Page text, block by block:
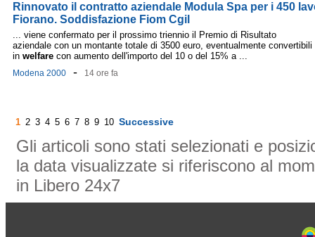
Rinnovato il contratto aziendale Modula Spa per i 450
Fiorano. Soddisfazione Fiom Cgil
... viene confermato per il prossimo triennio il Premio di Risultato
aziendale con un montante totale di 3500 euro, eventualmente convertibili
in welfare con aumento dell'importo del 10 o del 15% a ...
Modena 2000 - 14 ore fa
1 2 3 4 5 6 7 8 9 10 Successive
Gli articoli sono stati selezionati e
la data visualizzate si riferiscono al
in Libero 24x7